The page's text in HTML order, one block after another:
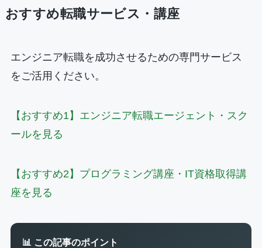
おすすめ転職サービス・講座
エンジニア転職を成功させるための専門サービス
をご活用ください。
【おすすめ1】エンジニア転職エージェント・スク
ールを見る
【おすすめ2】プログラミング講座・IT資格取得講
座を見る
📊 この記事のポイント